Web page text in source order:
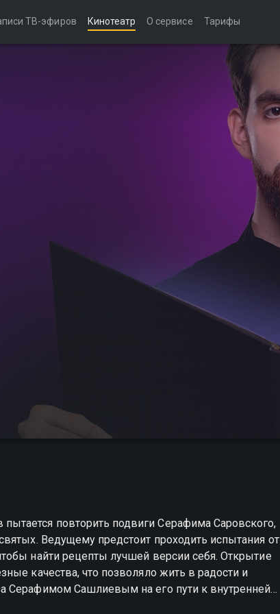
ТВ-эфиров Кинотеатр О сервисе Тарифы
повторить подвиги Серафима Саровского,
Ведущему предстоит проходить испытания от
найти рецепты лучшей версии себя. Открытие
качества, что позволяло жить в радости и
Серафимом Сашлиевым на его пути к внутренней